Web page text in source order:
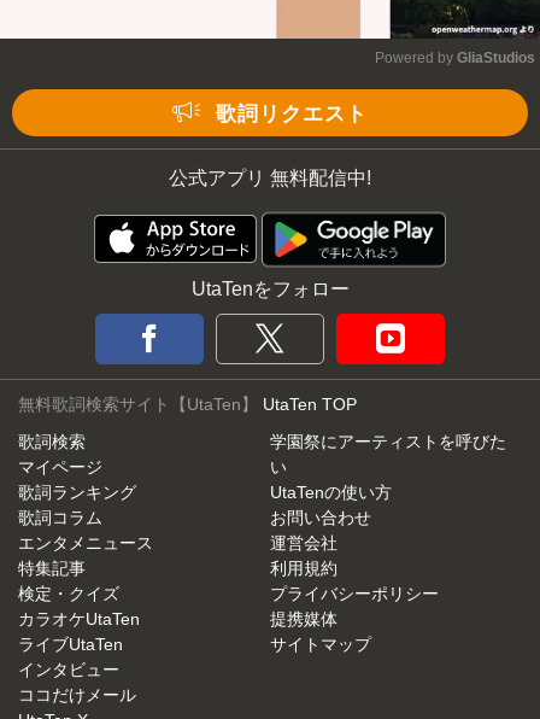
Powered by GliaStudios
歌詞リクエスト
公式アプリ 無料配信中!
UtaTenをフォロー
無料歌詞検索サイト【UtaTen】 UtaTen TOP
歌詞検索
マイページ
歌詞ランキング
歌詞コラム
エンタメニュース
特集記事
検定・クイズ
カラオケUtaTen
ライブUtaTen
インタビュー
ココだけメール
学園祭にアーティストを呼びた
い
UtaTenの使い方
お問い合わせ
運営会社
利用規約
プライバシーポリシー
提携媒体
サイトマップ